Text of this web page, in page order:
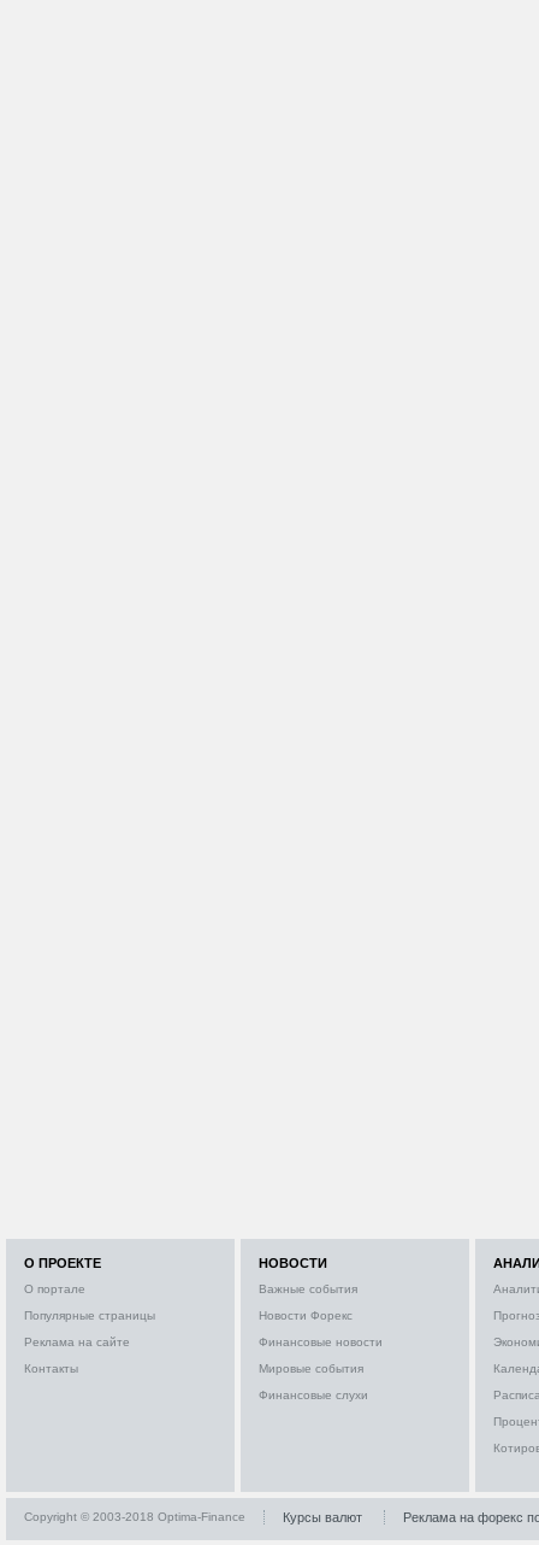
О ПРОЕКТЕ
О портале
Популярные страницы
Реклама на сайте
Контакты
НОВОСТИ
Важные события
Новости Форекс
Финансовые новости
Мировые события
Финансовые слухи
Copyright © 2003-2018 Optima-Finance Курсы валют Реклама на форекс